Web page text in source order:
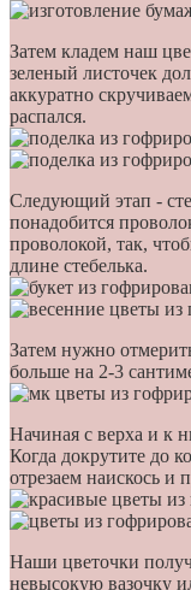
Затем кладем наш
зеленый листочек
аккуратно
распался.
Следующий этап -
понадобится
проволокой, так,
длине стебелька.
Затем нужно
больше на 2-3
Начиная с верха и к
Когда докрутите до
отрезаем наискось и
Наши цветочки
невысокую вазочку